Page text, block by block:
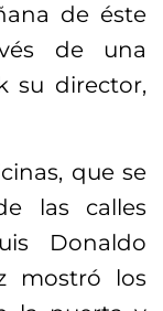
de éste
de una
su director,
que se
las calles
Donaldo
mostró los